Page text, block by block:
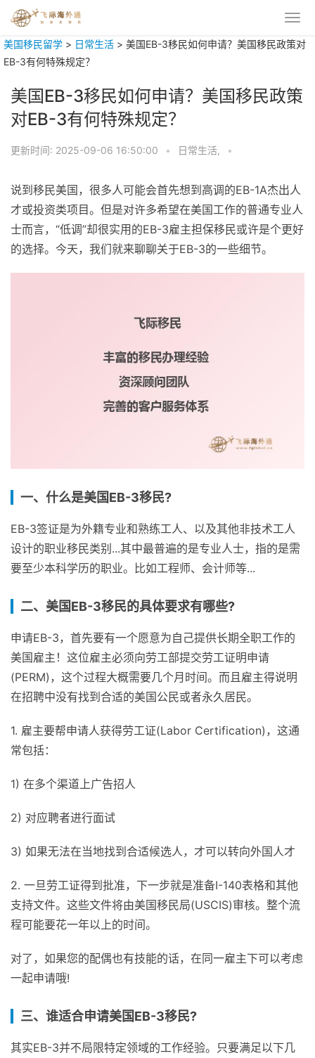
美国移民留学 > 日常生活 > 美国EB-3移民如何申请？美国移民政策对
EB-3有何特殊规定？
美国EB-3移民如何申请？美国移民政策
对EB-3有何特殊规定？
更新时间: 2025-09-06 16:50:00 • 日常生活, •
说到移民美国，很多人可能会首先想到高调的EB-1A杰出人
才或投资类项目。但是对许多希望在美国工作的普通专业人
士而言，“低调”却很实用的EB-3雇主担保移民或许是个更好
的选择。今天，我们就来聊聊关于EB-3的一些细节。
一、什么是美国EB-3移民?
EB-3签证是为外籍专业和熟练工人、以及其他非技术工人
设计的职业移民类别...其中最普遍的是专业人士，指的是需
要至少本科学历的职业。比如工程师、会计师等...
二、美国EB-3移民的具体要求有哪些?
申请EB-3，首先要有一个愿意为自己提供长期全职工作的
美国雇主！这位雇主必须向劳工部提交劳工证明申请
(PERM)，这个过程大概需要几个月时间。而且雇主得说明
在招聘中没有找到合适的美国公民或者永久居民。
1. 雇主要帮申请人获得劳工证(Labor Certification)，这通
常包括：
1) 在多个渠道上广告招人
2) 对应聘者进行面试
3) 如果无法在当地找到合适候选人，才可以转向外国人才
2. 一旦劳工证得到批准，下一步就是准备I-140表格和其他
支持文件。这些文件将由美国移民局(USCIS)审核。整个流
程可能要花一年以上的时间。
对了，如果您的配偶也有技能的话，在同一雇主下可以考虑
一起申请哦!
三、谁适合申请美国EB-3移民?
其实EB-3并不局限特定领域的工作经验。只要满足以下几